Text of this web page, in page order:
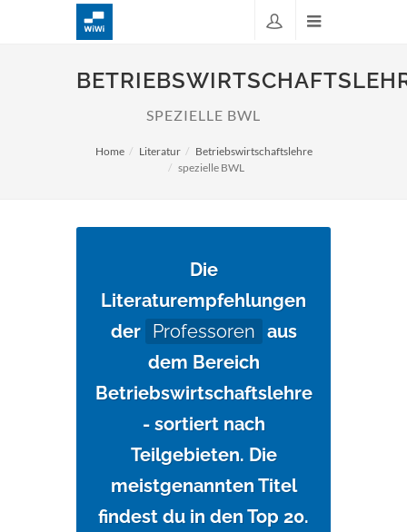
SPEZIELLE BWL
Home Literatur
Betriebswirtschaftslehre
spezielle BWL
Die
Literaturempfehlungen
der Professoren aus
dem Bereich
Betriebswirtschaftslehre
- sortiert nach
Teilgebieten. Die
meistgenannten Titel
findest du in den Top 20.